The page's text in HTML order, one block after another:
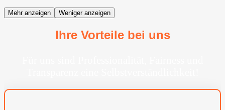
Mehr anzeigen Weniger anzeigen
Ihre Vorteile bei uns